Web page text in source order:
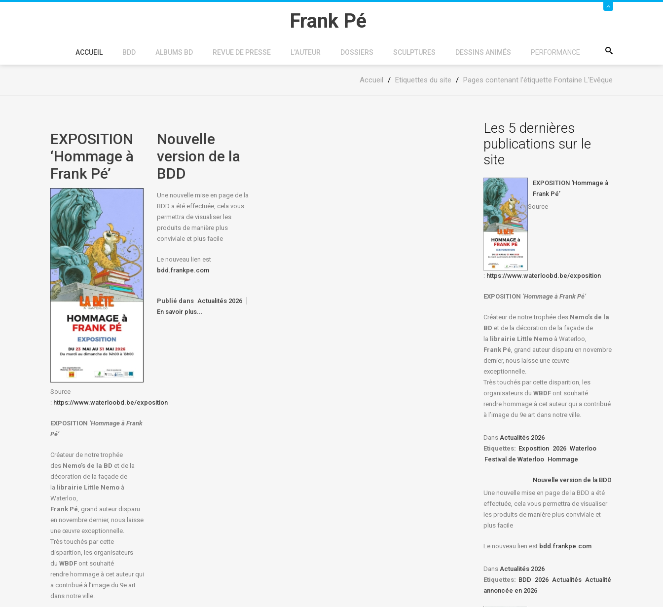
Frank Pé
ACCUEIL BDD ALBUMS BD REVUE DE PRESSE L'AUTEUR DOSSIERS SCULPTURES DESSINS ANIMÉS PERFORMANCE
Accueil / Etiquettes du site / Pages contenant l'étiquette Fontaine L'Evêque
EXPOSITION
‘Hommage à
Frank Pé’
Source
: https://www.waterloobd.be/exposition
EXPOSITION ‘Hommage à Frank
Pé’
Créateur de notre trophée
des Nemo’s de la BD et de la
décoration de la façade de
la librairie Little Nemo à
Waterloo,
Frank Pé , grand auteur disparu
en novembre dernier, nous laisse
une œuvre exceptionnelle.
Très touchés par cette
disparition, les organisateurs
du WBDF ont souhaité
rendre hommage à cet auteur qui
a contribué à l’image du 9e art
dans notre ville.
Nouvelle
version de la
BDD
Une nouvelle mise en page de la
BDD a été effectuée, cela vous
permettra de visualiser les
produits de manière plus
conviviale et plus facile
Le nouveau lien est
bdd.frankpe.com
Publié dans Actualités 2026
En savoir plus...
Les 5 dernières
publications sur le
site
EXPOSITION ‘Hommage à
Frank Pé’
Source
: https://www.waterloobd.be/exposition
EXPOSITION ‘Hommage à Frank Pé’
Créateur de notre trophée des Nemo’s de la
BD et de la décoration de la façade de
la librairie Little Nemoà Waterloo,
Frank Pé, grand auteur disparu en novembre
dernier, nous laisse une œuvre
exceptionnelle.
Très touchés par cette disparition, les
organisateurs du WBDF ont souhaité
rendre hommage à cet auteur qui a contribué
à l’image du 9e art dans notre ville.
Dans Actualités 2026
Etiquettes: Exposition 2026 Waterloo
Festival de Waterloo Hommage
Nouvelle version de la BDD
Une nouvelle mise en page de la BDD a été
effectuée, cela vous permettra de visualiser
les produits de manière plus conviviale et
plus facile
Le nouveau lien est bdd.frankpe.com
Dans Actualités 2026
Etiquettes: BDD 2026 Actualités Actualité
annoncée en 2026